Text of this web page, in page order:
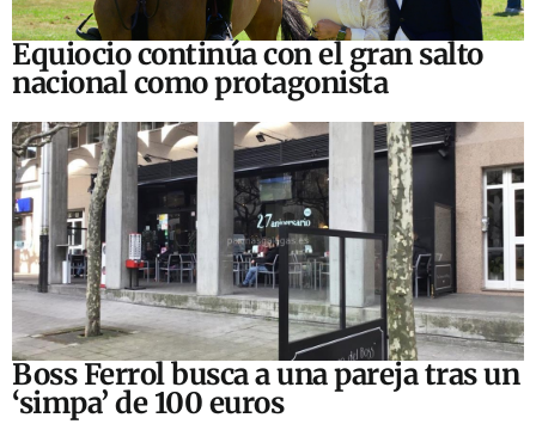
Equiocio continúa con el gran salto
nacional como protagonista
Boss Ferrol busca a una pareja tras un
‘simpa’ de 100 euros